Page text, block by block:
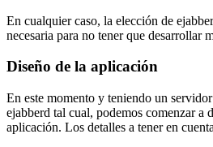
En cualquier caso, la elección de
necesaria para no tener que desarrollar
Diseño de la aplicación
En este momento y teniendo un
ejabberd tal cual, podemos comenzar a
aplicación. Los detalles a tener en